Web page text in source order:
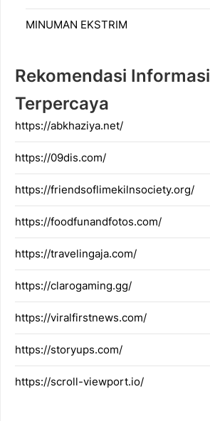
MINUMAN EKSTRIM
Rekomendasi Informasi
Terpercaya
https://abkhaziya.net/
https://09dis.com/
https://friendsoflimekilnsociety.org/
https://foodfunandfotos.com/
https://travelingaja.com/
https://clarogaming.gg/
https://viralfirstnews.com/
https://storyups.com/
https://scroll-viewport.io/